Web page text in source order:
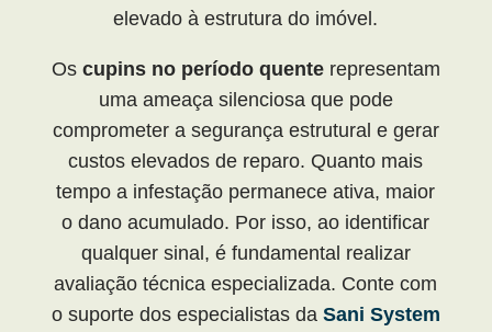
elevado à estrutura do imóvel.
Os cupins no período quenterepresentam
uma ameaça silenciosa que pode
comprometer a segurança estrutural e gerar
custos elevados de reparo. Quanto mais
tempo a infestação permanece ativa, maior
o dano acumulado. Por isso, ao identificar
qualquer sinal, é fundamental realizar
avaliação técnica especializada. Conte com
o suporte dos especialistas da Sani System